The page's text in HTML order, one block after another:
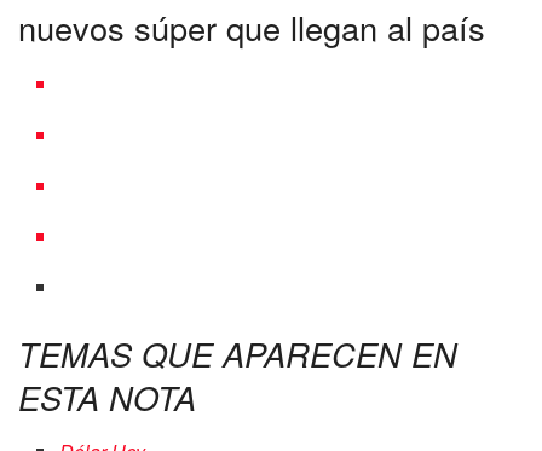
nuevos súper que llegan al país
TEMAS QUE APARECEN EN
ESTA NOTA